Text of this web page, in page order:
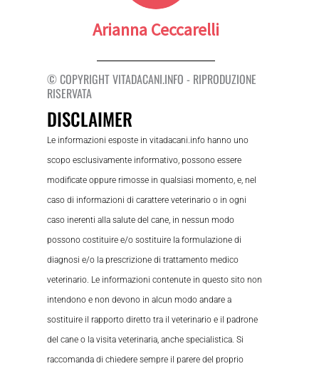
Arianna Ceccarelli
© COPYRIGHT VITADACANI.INFO - RIPRODUZIONE
RISERVATA
DISCLAIMER
Le informazioni esposte in vitadacani.info hanno uno
scopo esclusivamente informativo, possono essere
modificate oppure rimosse in qualsiasi momento, e, nel
caso di informazioni di carattere veterinario o in ogni
caso inerenti alla salute del cane, in nessun modo
possono costituire e/o sostituire la formulazione di
diagnosi e/o la prescrizione di trattamento medico
veterinario. Le informazioni contenute in questo sito non
intendono e non devono in alcun modo andare a
sostituire il rapporto diretto tra il veterinario e il padrone
del cane o la visita veterinaria, anche specialistica. Si
raccomanda di chiedere sempre il parere del proprio